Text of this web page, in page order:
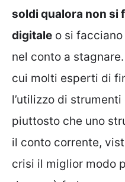
soldi qualora non si
digitale o si
nel conto a
cui molti esperti di
l’utilizzo di
piuttosto che uno
il conto corrente,
crisi il miglior modo